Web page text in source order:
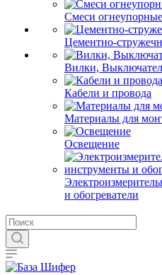
Смеси
Цементно-
Вилки,
Кабели и провода
Материалы для
Освещение
и обогреватели